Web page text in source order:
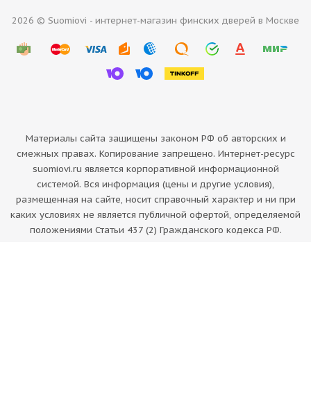
2026 © Suomiovi - интернет-магазин финских дверей в Москве
Материалы сайта защищены законом РФ об авторских и
смежных правах. Копирование запрещено. Интернет-ресурс
suomiovi.ru является корпоративной информационной
системой. Вся информация (цены и другие условия),
размещенная на сайте, носит справочный характер и ни при
каких условиях не является публичной офертой, определяемой
положениями Статьи 437 (2) Гражданского кодекса РФ.